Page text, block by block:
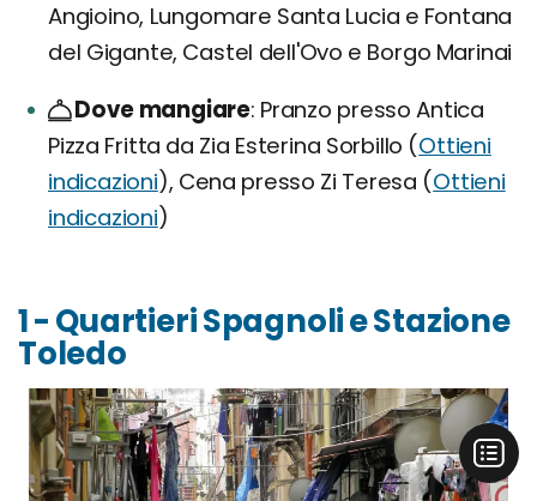
Angioino, Lungomare Santa Lucia e Fontana
del Gigante, Castel dell'Ovo e Borgo Marinai
Dove mangiare Pranzo presso Antica
Pizza Fritta da Zia Esterina Sorbillo (Ottieni
indicazioni), Cena presso Zi Teresa (Ottieni
indicazioni)
1 - Quartieri Spagnoli e Stazione
Toledo